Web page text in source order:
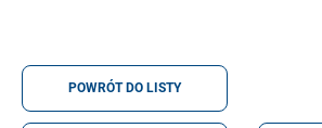
POWRÓT DO LISTY